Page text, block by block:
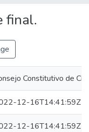
final.
Constitutivo de
12-16T14:41:59Z
12-16T14:41:59Z